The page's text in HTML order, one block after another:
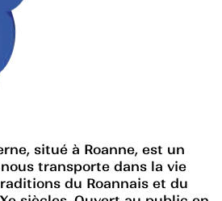
situé à Roanne, est un
transporte dans la vie
du Roannais et du